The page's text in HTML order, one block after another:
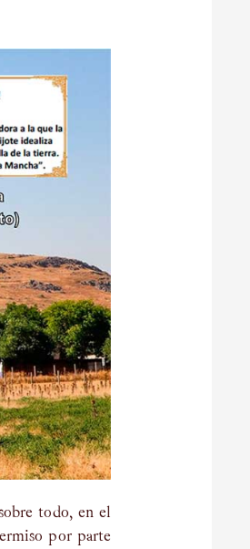
todo, en el
por parte